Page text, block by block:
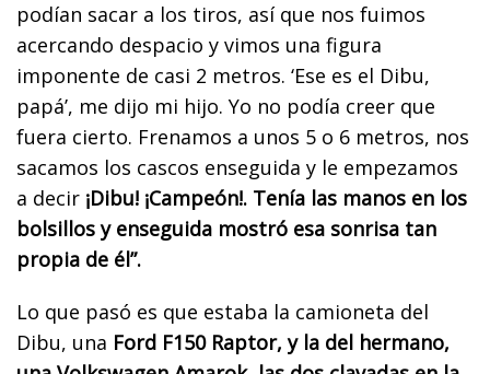
podían sacar a los tiros, así que nos fuimos
acercando despacio y vimos una figura
imponente de casi 2 metros. ‘Ese es el Dibu,
papá’, me dijo mi hijo. Yo no podía creer que
fuera cierto. Frenamos a unos 5 o 6 metros, nos
sacamos los cascos enseguida y le empezamos
a decir ¡Dibu! ¡Campeón!. Tenía las manos en los
bolsillos y enseguida mostró esa sonrisa tan
propia de él”.
Lo que pasó es que estaba la camioneta del
Dibu, una Ford F150 Raptor, y la del hermano,